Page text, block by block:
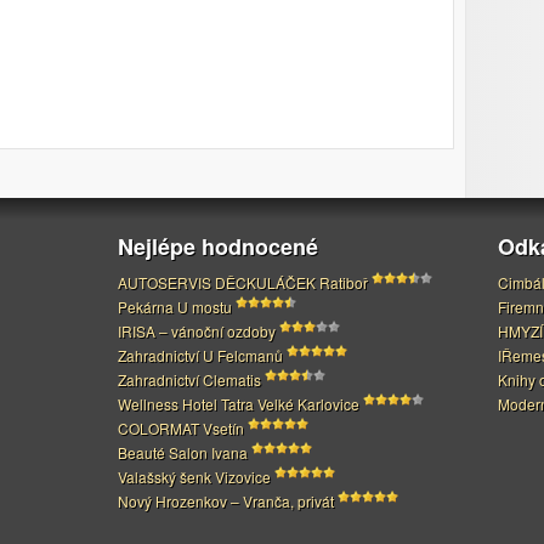
Nejlépe hodnocené
AUTOSERVIS DĚCKULÁČEK Ratiboř
Pekárna U mostu
IRISA – vánoční ozdoby
Zahradnictví U Felcmanů
Zahradnictví Clematis
Wellness Hotel Tatra Velké Karlovice
COLORMAT Vsetín
Beauté Salon Ivana
Valašský šenk Vizovice
Nový Hrozenkov – Vranča, privát
Knihy